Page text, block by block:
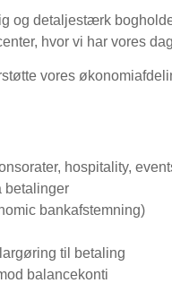
og detaljestærk
hvor vi har vores
vores
hospitality,
betalinger
bankafstemning)
til betaling
balancekonti